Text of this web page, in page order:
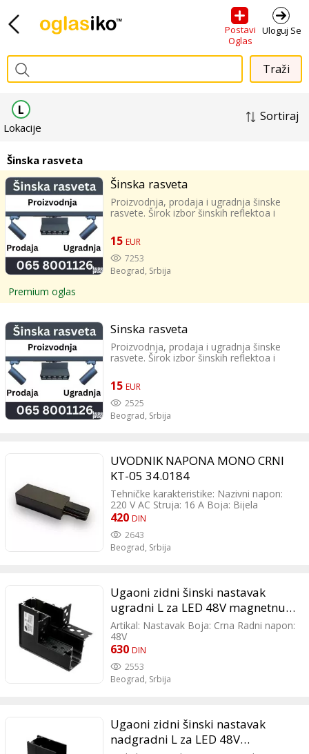
Postavi
Oglas
Uloguj Se
Sortiraj
L
Lokacije
Šinska rasveta
Šinska rasveta
Proizvodnja, prodaja i ugradnja šinske
rasvete. Širok izbor šinskih reflektoa i
skladu sa vašim željama i mogućnostima.
Električarima i preduzetnicima rabat na
količinu. Najbolji kvalitet za uložen novac!
Pozovite za dogovor 065 8001126
15 EUR
7253
Beograd, Srbija
Premium oglas
Sinska rasveta
Proizvodnja, prodaja i ugradnja šinske
rasvete. Širok izbor šinskih reflektoa i
skladu sa vašim željama i mogućnostima.
Električarima i preduzetnicima rabat na
količinu. Najbolji kvalitet za uložen novac!
Pozovite za dogovor 065 8001126
15 EUR
2525
Beograd, Srbija
UVODNIK NAPONA MONO CRNI
KT-05 34.0184
Tehničke karakteristike: Nazivni napon:
220 V AC Struja: 16 A Boja: Bijela
Materijal: Aluminijum/PVC Dimenzije:
Monofazni napojni konektor Boja
konektora: Crna Funkcija: Obezbjeđuje
420 DIN
2643
Beograd, Srbija
Ugaoni zidni šinski nastavak
ugradni L za LED 48V magnetnu
rasvetu 80x80mm 204039
Artikal: Nastavak Boja: Crna Radni napon:
48V
630 DIN
2553
Beograd, Srbija
Ugaoni zidni šinski nastavak
nadgradni L za LED 48V